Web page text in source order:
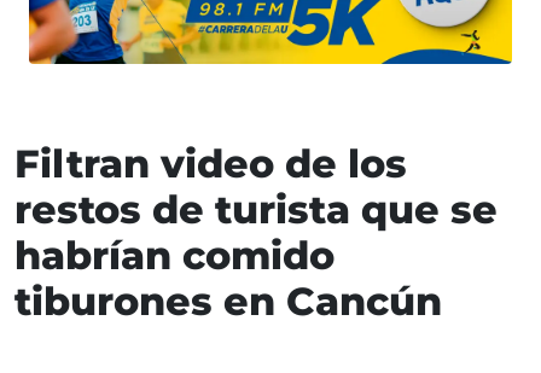
Filtran video de los
restos de turista que se
habrían comido
tiburones en Cancún